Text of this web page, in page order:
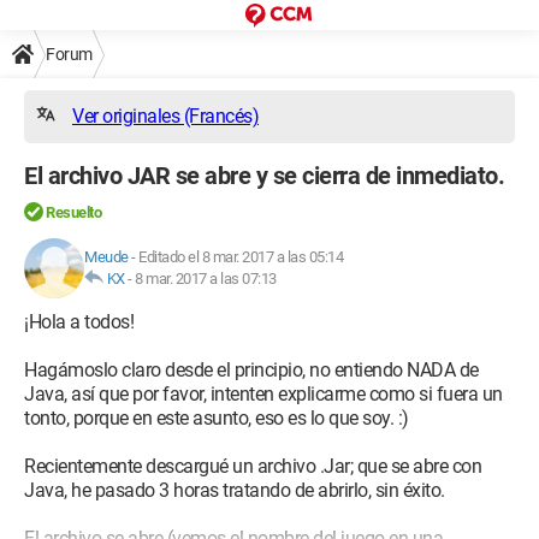
Forum
Ver originales (Francés)
El archivo JAR se abre y se cierra de inmediato.
Resuelto
Meude- Editado el 8 mar. 2017 a las 05:14
KX-8 mar. 2017 a las 07:13
¡Hola a todos!
Hagámoslo claro desde el principio, no entiendo NADA de
Java, así que por favor, intenten explicarme como si fuera un
tonto, porque en este asunto, eso es lo que soy. :)
Recientemente descargué un archivo .Jar; que se abre con
Java, he pasado 3 horas tratando de abrirlo, sin éxito.